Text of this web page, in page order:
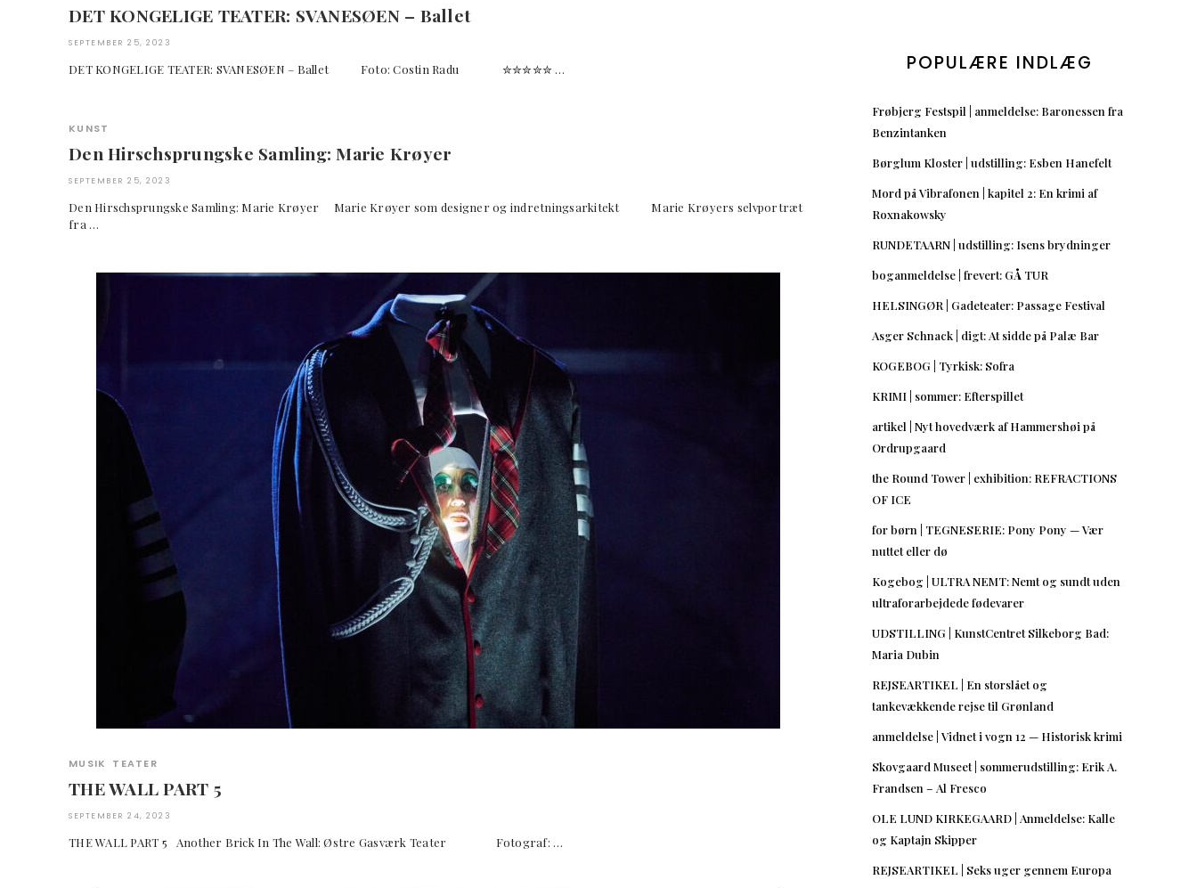
DET KONGELIGE TEATER: SVANESØEN – Ballet
SEPTEMBER 25, 2023
DET KONGELIGE TEATER: SVANESØEN – Ballet Foto: Costin Radu ✮✮✮✮✮ …
KUNST
Den Hirschsprungske Samling: Marie Krøyer
SEPTEMBER 25, 2023
Den Hirschsprungske Samling: Marie Krøyer Marie Krøyer som designer og indretningsarkitekt Marie Krøyers selvportræt
fra …
MUSIK TEATER
THE WALL PART 5
SEPTEMBER 24, 2023
THE WALL PART 5 Another Brick In The Wall: Østre Gasværk Teater Fotograf: …
POPULÆRE INDLÆG
Frøbjerg Festspil | anmeldelse: Baronessen fra
Benzintanken
Børglum Kloster | udstilling: Esben Hanefelt
Mord på Vibrafonen | kapitel 2: En krimi af
Roxnakowsky
RUNDETAARN | udstilling: Isens brydninger
boganmeldelse | frevert: GÅ TUR
HELSINGØR | Gadeteater: Passage Festival
Asger Schnack | digt: At sidde på Palæ Bar
KOGEBOG | Tyrkisk: Sofra
KRIMI | sommer: Efterspillet
artikel | Nyt hovedværk af Hammershøi på
Ordrupgaard
the Round Tower | exhibition: REFRACTIONS
OF ICE
for børn | TEGNESERIE: Pony Pony — Vær
nuttet eller dø
Kogebog | ULTRA NEMT: Nemt og sundt uden
ultraforarbejdede fødevarer
UDSTILLING | KunstCentret Silkeborg Bad:
Maria Dubin
REJSEARTIKEL | En storslået og
tankevækkende rejse til Grønland
anmeldelse | Vidnet i vogn 12 — Historisk krimi
Skovgaard Museet | sommerudstilling: Erik A.
Frandsen – Al Fresco
OLE LUND KIRKEGAARD | Anmeldelse: Kalle
og Kaptajn Skipper
REJSEARTIKEL | Seks uger gennem Europa